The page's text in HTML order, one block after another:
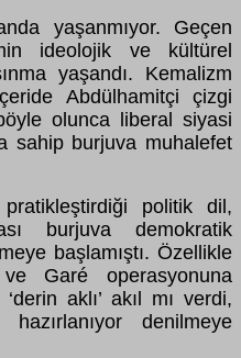
yaşanmıyor. Geçen
ideolojik ve kültürel
yaşandı. Kemalizm
Abdülhamitçi çizgi
olunca liberal siyasi
sahip burjuva muhalefet
politik dil,
burjuva demokratik
başlamıştı. Özellikle
Garé operasyonuna
aklı’ akıl mı verdi,
denilmeye